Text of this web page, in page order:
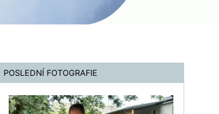
POSLEDNÍ FOTOGRAFIE